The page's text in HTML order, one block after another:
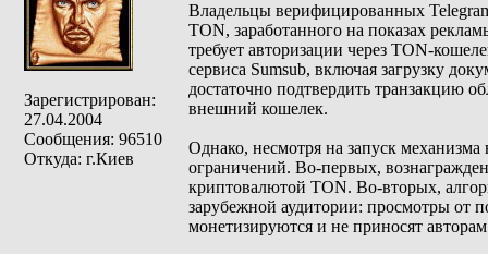
Зарегистрирован:
27.04.2004
Сообщения: 96510
Откуда: г.Киев
Владельцы верифицированных
TON, заработанного на показах
требует авторизации через TON-
сервиса Sumsub, включая загрузку
достаточно подтвердить транзакцию
внешний кошелек.
Однако, несмотря на запуск механизма
ограничений. Во-первых,
криптовалютой TON. Во-вторых,
зарубежной аудитории: просмотры от
монетизируются и не приносят